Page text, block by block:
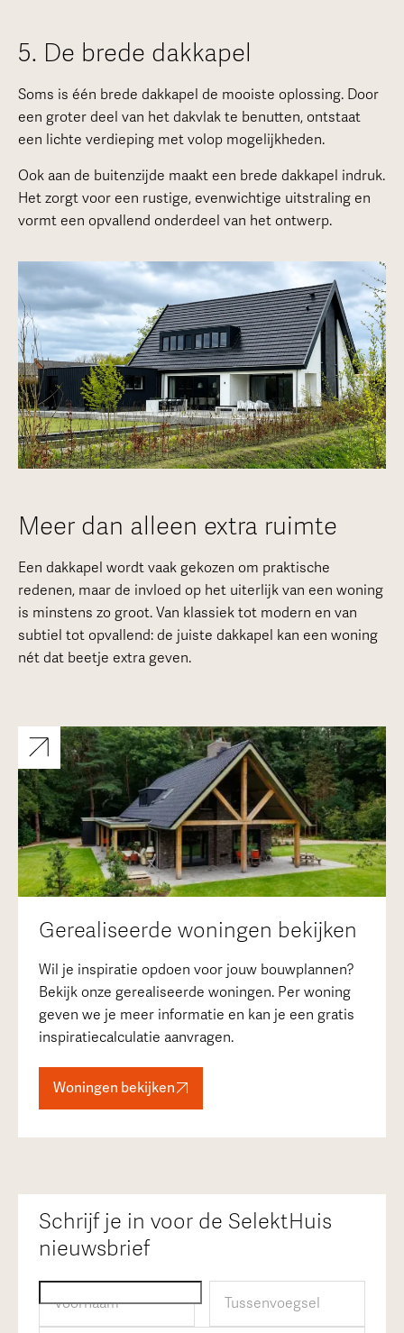
5. De brede dakkapel
Soms is één brede dakkapel de mooiste oplossing. Door
een groter deel van het dakvlak te benutten, ontstaat
een lichte verdieping met volop mogelijkheden.
Ook aan de buitenzijde maakt een brede dakkapel indruk.
Het zorgt voor een rustige, evenwichtige uitstraling en
vormt een opvallend onderdeel van het ontwerp.
Meer dan alleen extra ruimte
Een dakkapel wordt vaak gekozen om praktische
redenen, maar de invloed op het uiterlijk van een woning
is minstens zo groot. Van klassiek tot modern en van
subtiel tot opvallend: de juiste dakkapel kan een woning
nét dat beetje extra geven.
Gerealiseerde woningen bekijken
Wil je inspiratie opdoen voor jouw bouwplannen?
Bekijk onze gerealiseerde woningen. Per woning
geven we je meer informatie en kan je een gratis
inspiratiecalculatie aanvragen.
Woningen bekijken
Schrijf je in voor de SelektHuis
nieuwsbrief